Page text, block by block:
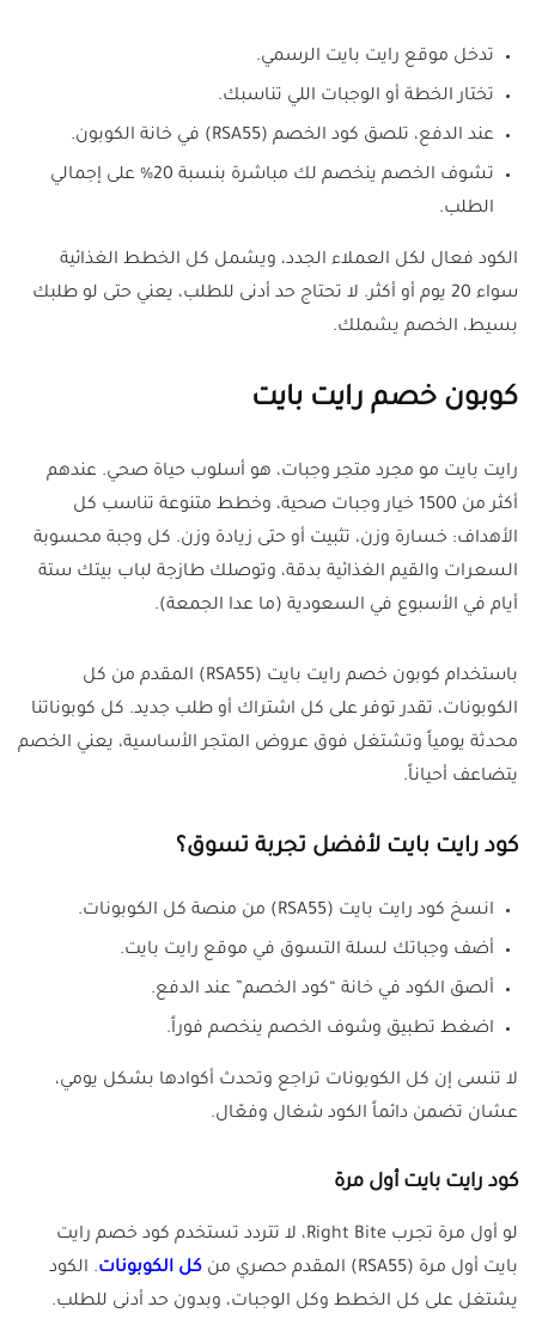
تدخل موقع رايت بايت الرسمي.
تختار الخطة أو الوجبات اللي تناسبك.
عند الدفع، تلصق كود الخصم (RSA55) في خانة الكوبون.
تشوف الخصم ينخصم لك مباشرة بنسبة 20% على إجمالي
الطلب.
الكود فعال لكل العملاء الجدد، ويشمل كل الخطط الغذائية
سواء 20 يوم أو أكثر. لا تحتاج حد أدنى للطلب، يعني حتى لو طلبك
بسيط، الخصم يشملك.
كوبون خصم رايت بايت
رايت بايت مو مجرد متجر وجبات، هو أسلوب حياة صحي. عندهم
أكثر من 1500 خيار وجبات صحية، وخطط متنوعة تناسب كل
الأهداف: خسارة وزن، تثبيت أو حتى زيادة وزن. كل وجبة محسوبة
السعرات والقيم الغذائية بدقة، وتوصلك طازجة لباب بيتك ستة
أيام في الأسبوع في السعودية (ما عدا الجمعة).
باستخدام كوبون خصم رايت بايت (RSA55) المقدم من كل
الكوبونات، تقدر توفر على كل اشتراك أو طلب جديد. كل كوبوناتنا
محدثة يومياً وتشتغل فوق عروض المتجر الأساسية، يعني الخصم
يتضاعف أحياناً.
كود رايت بايت لأفضل تجربة تسوق؟
انسخ كود رايت بايت (RSA55) من منصة كل الكوبونات.
أضف وجباتك لسلة التسوق في موقع رايت بايت.
ألصق الكود في خانة “كود الخصم” عند الدفع.
اضغط تطبيق وشوف الخصم ينخصم فوراً.
لا تنسى إن كل الكوبونات تراجع وتحدث أكوادها بشكل يومي،
عشان تضمن دائماً الكود شغال وفعّال.
كود رايت بايت أول مرة
لو أول مرة تجرب Right Bite، لا تتردد تستخدم كود خصم رايت
بايت أول مرة (RSA55) المقدم حصري من
كل الكوبونات. الكود
يشتغل على كل الخطط وكل الوجبات، وبدون حد أدنى للطلب.